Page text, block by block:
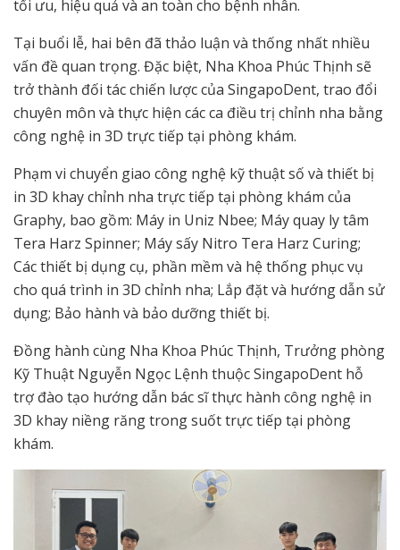
tối ưu, hiệu quả và an toàn cho bệnh nhân.
Tại buổi lễ, hai bên đã thảo luận và thống nhất nhiều
vấn đề quan trọng. Đặc biệt, Nha Khoa Phúc Thịnh sẽ
trở thành đối tác chiến lược của SingapoDent, trao đổi
chuyên môn và thực hiện các ca điều trị chỉnh nha bằng
công nghệ in 3D trực tiếp tại phòng khám.
Phạm vi chuyển giao công nghệ kỹ thuật số và thiết bị
in 3D khay chỉnh nha trực tiếp tại phòng khám của
Graphy, bao gồm: Máy in Uniz Nbee; Máy quay ly tâm
Tera Harz Spinner; Máy sấy Nitro Tera Harz Curing;
Các thiết bị dụng cụ, phần mềm và hệ thống phục vụ
cho quá trình in 3D chỉnh nha; Lắp đặt và hướng dẫn sử
dụng; Bảo hành và bảo dưỡng thiết bị.
Đồng hành cùng Nha Khoa Phúc Thịnh, Trưởng phòng
Kỹ Thuật Nguyễn Ngọc Lệnh thuộc SingapoDent hỗ
trợ đào tạo hướng dẫn bác sĩ thực hành công nghệ in
3D khay niềng răng trong suốt trực tiếp tại phòng
khám.